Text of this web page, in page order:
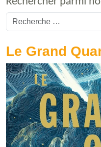
Valider
Le Grand